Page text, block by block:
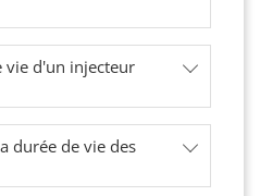
vie d'un injecteur
durée de vie des